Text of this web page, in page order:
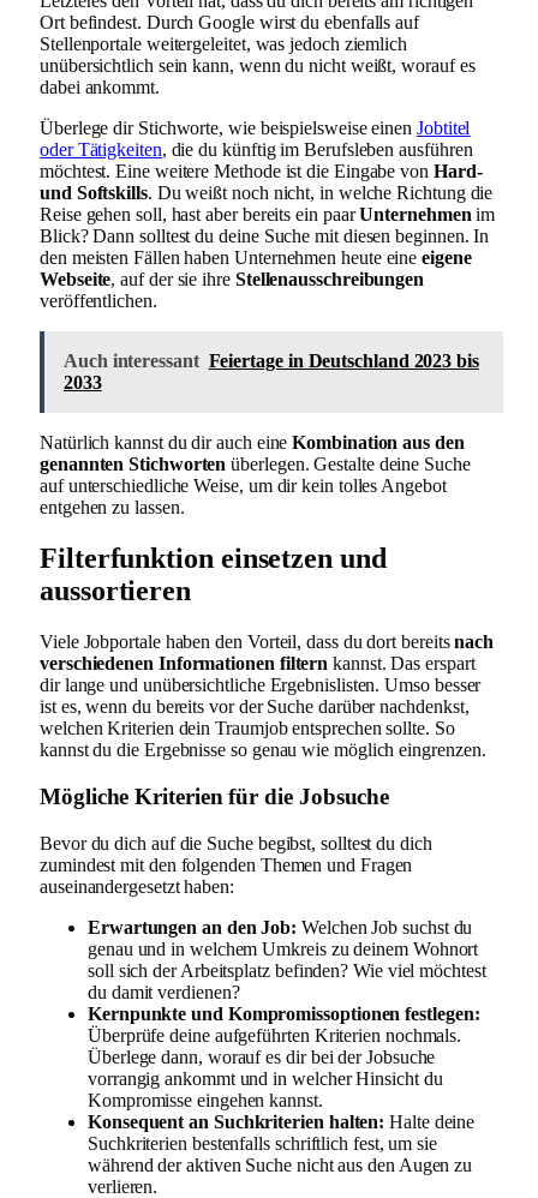
Ort befindest. Durch Google wirst du ebenfalls auf
Stellenportale weitergeleitet, was jedoch ziemlich
unübersichtlich sein kann, wenn du nicht weißt, worauf es
dabei ankommt.
Überlege dir Stichworte, wie beispielsweise einenJobtitel
oder Tätigkeiten, die du künftig im Berufsleben ausführen
möchtest. Eine weitere Methode ist die Eingabe von Hard-
und Softskills. Du weißt noch nicht, in welche Richtung die
Reise gehen soll, hast aber bereits ein paarUnternehmen im
Blick? Dann solltest du deine Suche mit diesen beginnen. In
den meisten Fällen haben Unternehmen heute eineeigene
Webseite, auf der sie ihre Stellenausschreibungen
veröffentlichen.
Auch interessant Feiertage in Deutschland 2023 bis
2033
Natürlich kannst du dir auch eineKombination aus den
genannten Stichworten überlegen. Gestalte deine Suche
auf unterschiedliche Weise, um dir kein tolles Angebot
entgehen zu lassen.
Filterfunktion einsetzen und
aussortieren
Viele Jobportale haben den Vorteil, dass du dort bereitsnach
verschiedenen Informationen filtern kannst. Das erspart
dir lange und unübersichtliche Ergebnislisten. Umso besser
ist es, wenn du bereits vor der Suche darüber nachdenkst,
welchen Kriterien dein Traumjob entsprechen sollte. So
kannst du die Ergebnisse so genau wie möglich eingrenzen.
Mögliche Kriterien für die Jobsuche
Bevor du dich auf die Suche begibst, solltest du dich
zumindest mit den folgenden Themen und Fragen
auseinandergesetzt haben:
Erwartungen an den Job: Welchen Job suchst du
genau und in welchem Umkreis zu deinem Wohnort
soll sich der Arbeitsplatz befinden? Wie viel möchtest
du damit verdienen?
Kernpunkte und Kompromissoptionen festlegen:
Überprüfe deine aufgeführten Kriterien nochmals.
Überlege dann, worauf es dir bei der Jobsuche
vorrangig ankommt und in welcher Hinsicht du
Kompromisse eingehen kannst.
Konsequent an Suchkriterien halten: Halte deine
Suchkriterien bestenfalls schriftlich fest, um sie
während der aktiven Suche nicht aus den Augen zu
verlieren.